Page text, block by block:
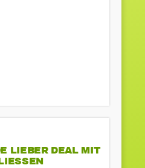
LIEBER DEAL MIT